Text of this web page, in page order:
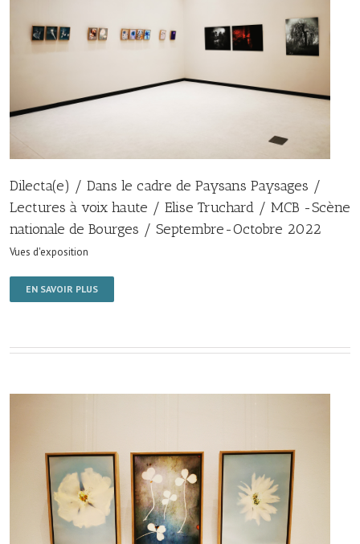
Dilecta(e) / Dans le cadre de Paysans Paysages /
Lectures à voix haute / Elise Truchard / MCB -Scène
nationale de Bourges / Septembre-Octobre 2022
Vues d'exposition
EN SAVOIR PLUS